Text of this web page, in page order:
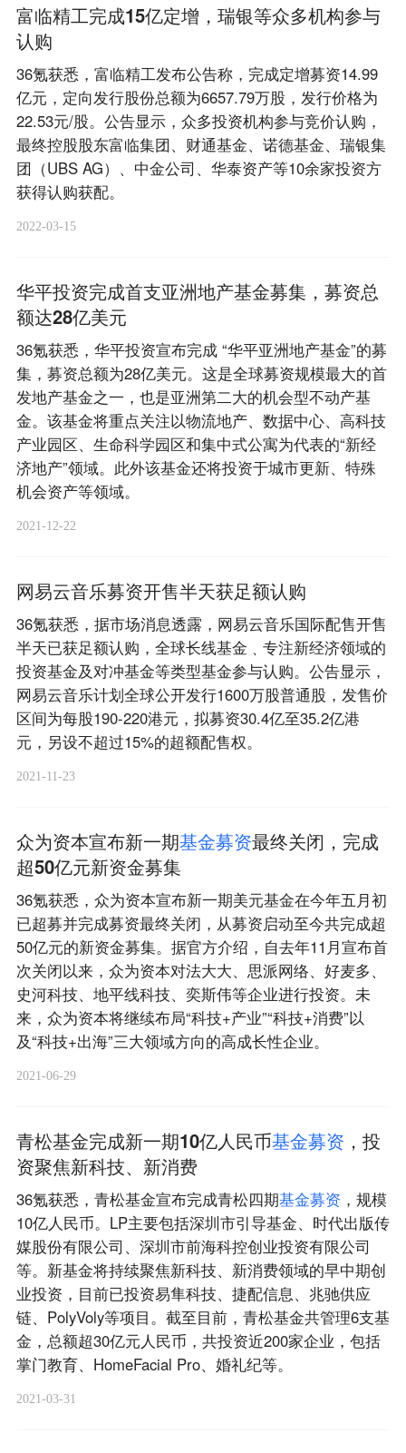
富临精工完成15亿定增，瑞银等众多机构参与
认购
36氪获悉，富临精工发布公告称，完成定增募资14.99
亿元，定向发行股份总额为6657.79万股，发行价格为
22.53元/股。公告显示，众多投资机构参与竞价认购，
最终控股股东富临集团、财通基金、诺德基金、瑞银集
团（UBS AG）、中金公司、华泰资产等10余家投资方
获得认购获配。
2022-03-15
华平投资完成首支亚洲地产基金募集，募资总
额达28亿美元
36氪获悉，华平投资宣布完成 “华平亚洲地产基金”的募
集，募资总额为28亿美元。这是全球募资规模最大的首
发地产基金之一，也是亚洲第二大的机会型不动产基
金。该基金将重点关注以物流地产、数据中心、高科技
产业园区、生命科学园区和集中式公寓为代表的“新经
济地产”领域。此外该基金还将投资于城市更新、特殊
机会资产等领域。
2021-12-22
网易云音乐募资开售半天获足额认购
36氪获悉，据市场消息透露，网易云音乐国际配售开售
半天已获足额认购，全球长线基金﹑专注新经济领域的
投资基金及对冲基金等类型基金参与认购。公告显示，
网易云音乐计划全球公开发行1600万股普通股，发售价
区间为每股190-220港元，拟募资30.4亿至35.2亿港
元，另设不超过15%的超额配售权。
2021-11-23
众为资本宣布新一期基金募资最终关闭，完成
超50亿元新资金募集
36氪获悉，众为资本宣布新一期美元基金在今年五月初
已超募并完成募资最终关闭，从募资启动至今共完成超
50亿元的新资金募集。据官方介绍，自去年11月宣布首
次关闭以来，众为资本对法大大、思派网络、好麦多、
史河科技、地平线科技、奕斯伟等企业进行投资。未
来，众为资本将继续布局“科技+产业”“科技+消费”以
及“科技+出海”三大领域方向的高成长性企业。
2021-06-29
青松基金完成新一期10亿人民币基金募资 ，投
资聚焦新科技、新消费
36氪获悉，青松基金宣布完成青松四期基金募资 ，规模
10亿人民币。LP主要包括深圳市引导基金、时代出版传
媒股份有限公司、深圳市前海科控创业投资有限公司
等。新基金将持续聚焦新科技、新消费领域的早中期创
业投资，目前已投资易隼科技、捷配信息、兆驰供应
链、PolyVoly等项目。截至目前，青松基金共管理6支基
金，总额超30亿元人民币，共投资近200家企业，包括
掌门教育、HomeFacial Pro、婚礼纪等。
2021-03-31